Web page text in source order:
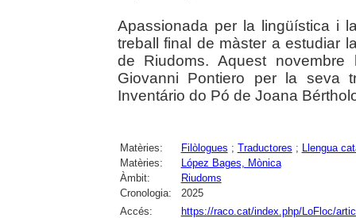
Apassionada per la lingüística i
treball final de màster a estudiar
de Riudoms. Aquest
Giovanni Pontiero per la seva
Inventário do Pó de Joana
Matèries: Filòlogues ; Traductores ;
Llengua
Matèries:
López Bages, Mònica
Àmbit:
Riudoms
Cronologia:
2025
Accés:
https://raco.cat/index.php/LoFloc/